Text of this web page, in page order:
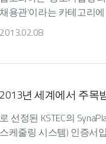
채용관'이라는 카테고리
2013.02.08
2013년 세계에서 주목
로 선정된 KSTEC의
스케줄링 시스템) 인증서